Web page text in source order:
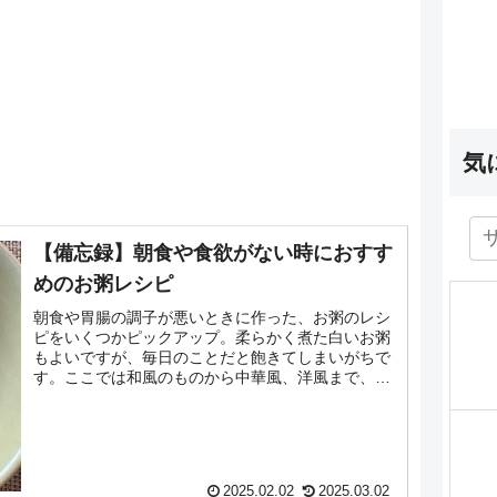
【備忘録】朝食や食欲がない時におすす
めのお粥レシピ
朝食や胃腸の調子が悪いときに作った、お粥のレシ
ピをいくつかピックアップ。柔らかく煮た白いお粥
もよいですが、毎日のことだと飽きてしまいがちで
す。ここでは和風のものから中華風、洋風まで、自
2025.02.02 2025.03.02
気